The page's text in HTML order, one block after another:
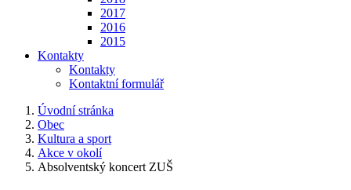
2017
2016
2015
Kontakty
Kontakty
Kontaktní formulář
Úvodní stránka
Obec
Kultura a sport
Akce v okolí
Absolventský koncert ZUŠ